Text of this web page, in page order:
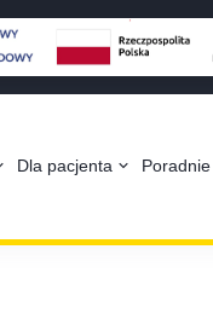
Dla pacjenta Poradnie